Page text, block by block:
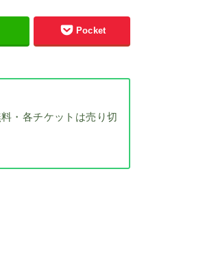
Pocket
・各チケットは売り切